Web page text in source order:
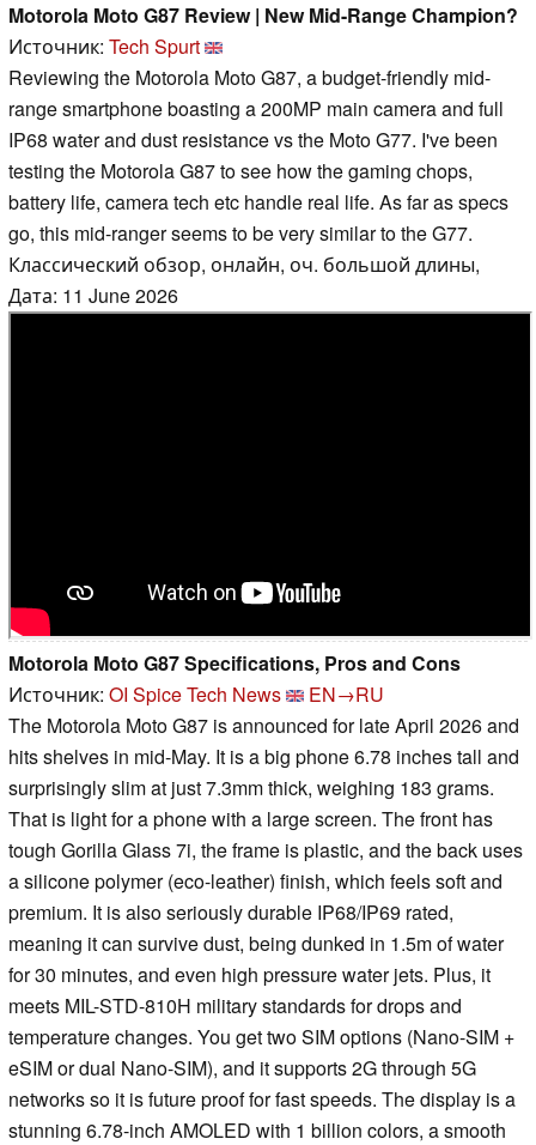
Motorola Moto G87 Review | New Mid-Range Champion?
Источник: Tech Spurt
Reviewing the Motorola Moto G87, a budget-friendly mid-
range smartphone boasting a 200MP main camera and full
IP68 water and dust resistance vs the Moto G77. I've been
testing the Motorola G87 to see how the gaming chops,
battery life, camera tech etc handle real life. As far as specs
go, this mid-ranger seems to be very similar to the G77.
Классический обзор, онлайн, оч. большой длины,
Дата: 11 June 2026
Motorola Moto G87 Specifications, Pros and Cons
Источник: OI Spice Tech News
EN→RU
The Motorola Moto G87 is announced for late April 2026 and
hits shelves in mid-May. It is a big phone 6.78 inches tall and
surprisingly slim at just 7.3mm thick, weighing 183 grams.
That is light for a phone with a large screen. The front has
tough Gorilla Glass 7i, the frame is plastic, and the back uses
a silicone polymer (eco-leather) finish, which feels soft and
premium. It is also seriously durable IP68/IP69 rated,
meaning it can survive dust, being dunked in 1.5m of water
for 30 minutes, and even high pressure water jets. Plus, it
meets MIL-STD-810H military standards for drops and
temperature changes. You get two SIM options (Nano-SIM +
eSIM or dual Nano-SIM), and it supports 2G through 5G
networks so it is future proof for fast speeds. The display is a
stunning 6.78-inch AMOLED with 1 billion colors, a smooth